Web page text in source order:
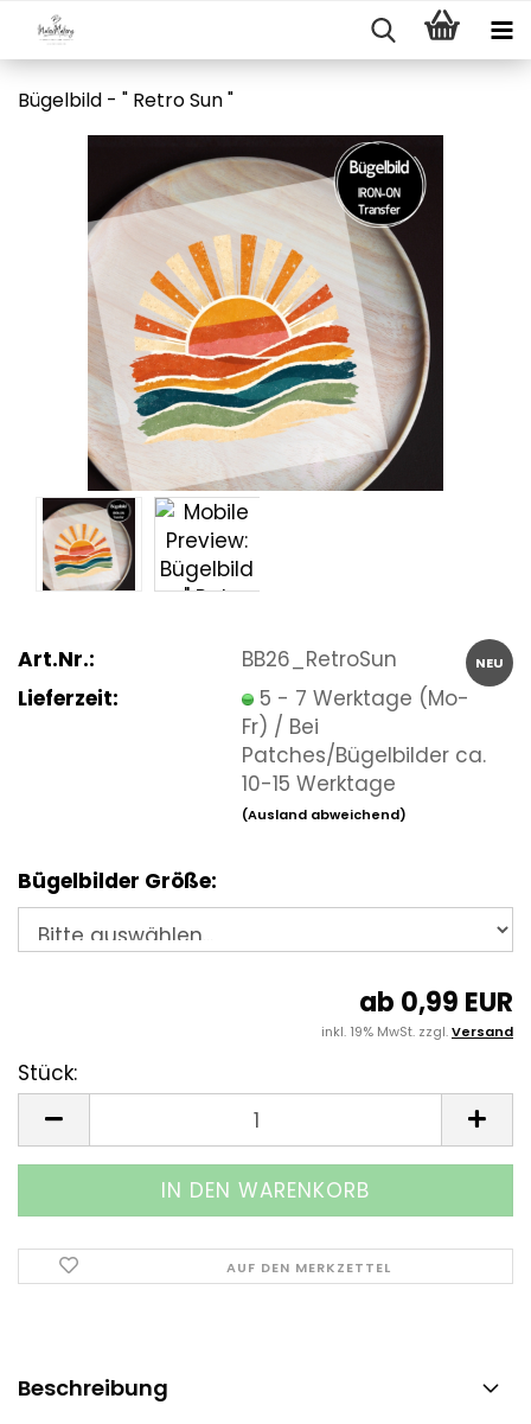
Bügelbild - " Retro Sun "
NEU
Art.Nr.:
BB26_RetroSun
Lieferzeit:
5 - 7 Werktage (Mo-
Fr) / Bei
Patches/Bügelbilder ca.
10-15 Werktage
(Ausland abweichend)
Bügelbilder Größe:
ab 0,99 EUR
inkl. 19% MwSt. zzgl.Versand
Stück:
AUF DEN MERKZETTEL
Beschreibung